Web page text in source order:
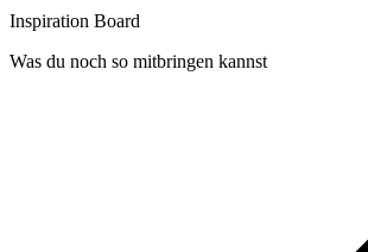
Inspiration Board
Was du noch so mitbringen kannst